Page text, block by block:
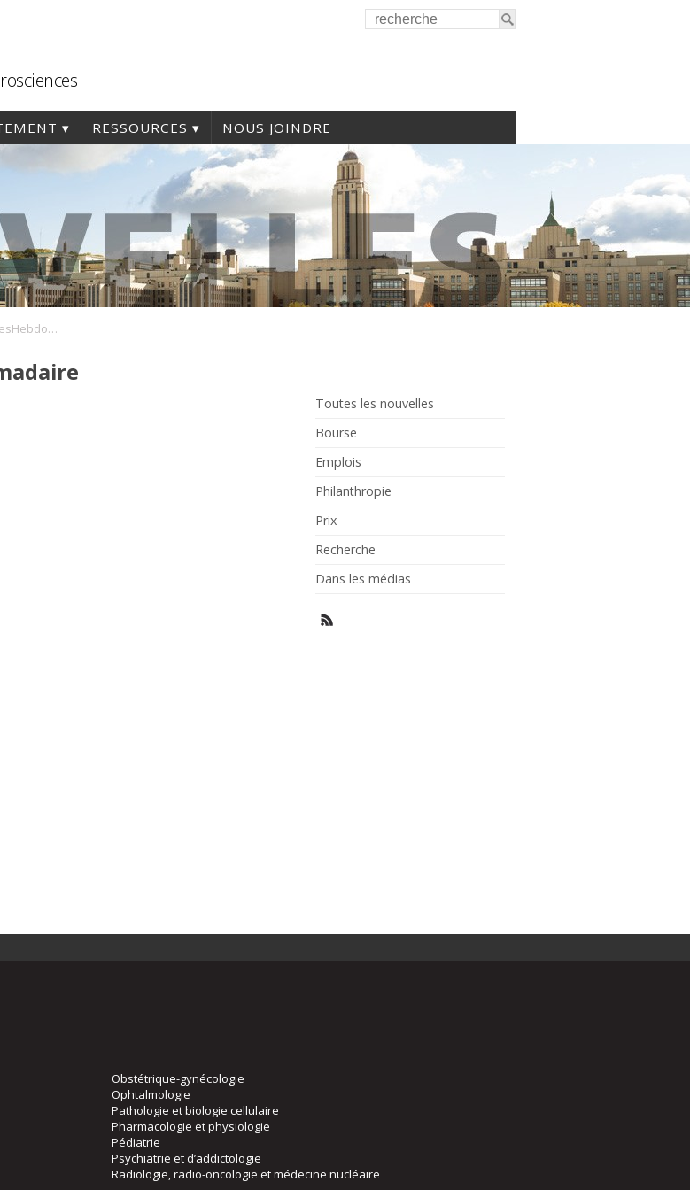
RESSOURCES NOUS JOINDRE
SeminairesScientifiquesHebdomadaire
Toutes les nouvelles
Bourse
Emplois
Philanthropie
Prix
Recherche
Dans les médias
Obstétrique-gynécologie
Ophtalmologie
Pathologie et biologie cellulaire
Pharmacologie et physiologie
Pédiatrie
Psychiatrie et d’addictologie
Radiologie, radio-oncologie et médecine nucléaire